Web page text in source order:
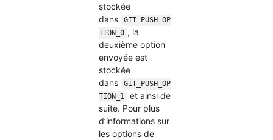
stockée
dans
GIT_PUSH_OP
TION_0 , la
deuxième option
envoyée est
stockée
dans
GIT_PUSH_OP
TION_1
et ainsi de
suite. Pour plus
d’informations sur
les options de